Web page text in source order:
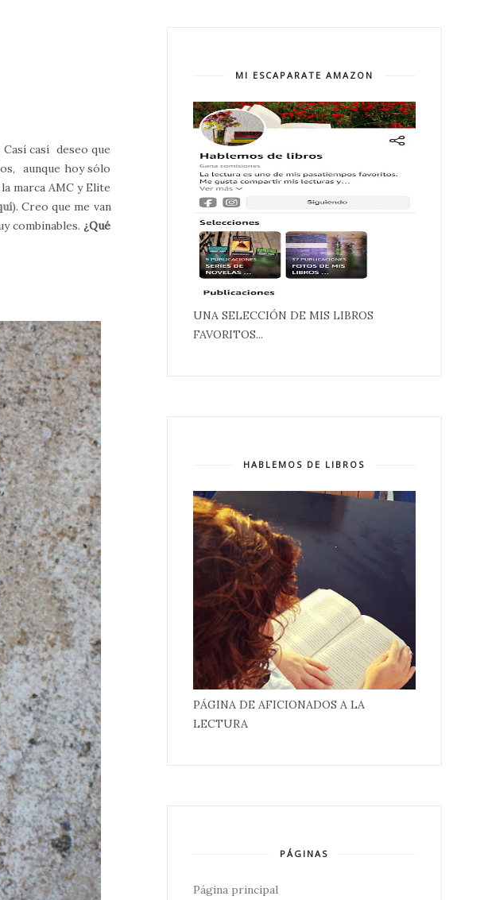
casí deseo que
aunque hoy sólo
marca AMC y Elite
). Creo que me van
combinables. ¿Qué
MI ESCAPARATE AMAZON
UNA SELECCIÓN DE MIS LIBROS
FAVORITOS...
HABLEMOS DE LIBROS
PÁGINA DE AFICIONADOS A LA
LECTURA
PÁGINAS
Página principal